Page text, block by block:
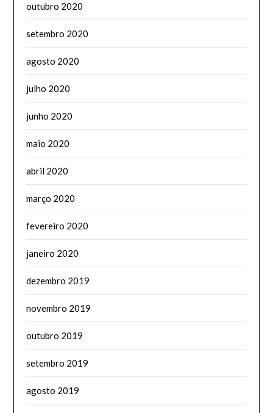
outubro 2020
setembro 2020
agosto 2020
julho 2020
junho 2020
maio 2020
abril 2020
março 2020
fevereiro 2020
janeiro 2020
dezembro 2019
novembro 2019
outubro 2019
setembro 2019
agosto 2019